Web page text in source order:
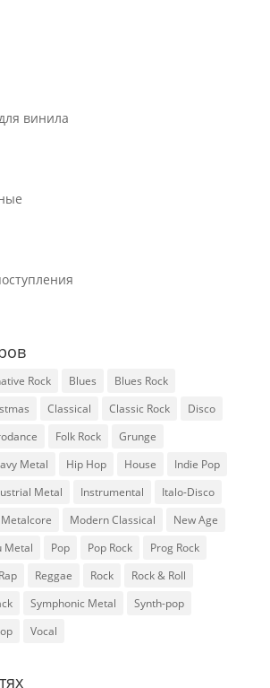
винила
Rock Blues
Blues Rock
Classical Classic Rock
Disco
Folk Rock
Grunge
Metal Hip Hop House
Indie Pop
Metal Instrumental
Italo-Disco
Metalcore Modern Classical
New Age
Metal Pop Pop Rock
Prog Rock
Rap Reggae Rock
Rock & Roll
Symphonic Metal
Synth-pop
Vocal